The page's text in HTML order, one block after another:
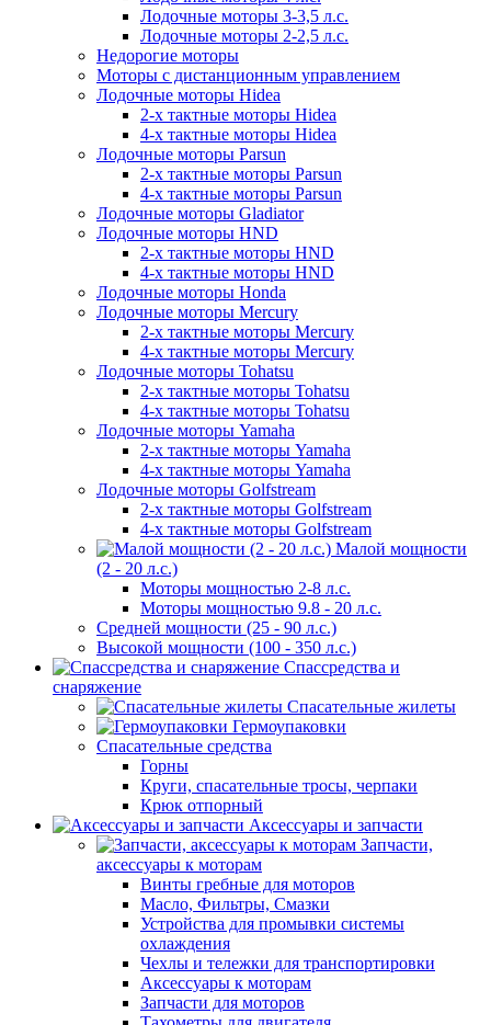
Лодочные моторы 3-3,5 л.с.
Лодочные моторы 2-2,5 л.с.
Недорогие моторы
Моторы с дистанционным управлением
Лодочные моторы Hidea
2-х тактные моторы Hidea
4-х тактные моторы Hidea
Лодочные моторы Parsun
2-х тактные моторы Parsun
4-х тактные моторы Parsun
Лодочные моторы Gladiator
Лодочные моторы HND
2-х тактные моторы HND
4-х тактные моторы HND
Лодочные моторы Honda
Лодочные моторы Mercury
2-х тактные моторы Mercury
4-х тактные моторы Mercury
Лодочные моторы Tohatsu
2-х тактные моторы Tohatsu
4-х тактные моторы Tohatsu
Лодочные моторы Yamaha
2-х тактные моторы Yamaha
4-х тактные моторы Yamaha
Лодочные моторы Golfstream
2-х тактные моторы Golfstream
4-х тактные моторы Golfstream
Малой мощности
(2 - 20 л.с.)
Моторы мощностью 2-8 л.с.
Моторы мощностью 9.8 - 20 л.с.
Средней мощности (25 - 90 л.с.)
Высокой мощности (100 - 350 л.с.)
Спассредства и
снаряжение
Спасательные жилеты
Гермоупаковки
Спасательные средства
Горны
Круги, спасательные тросы, черпаки
Крюк отпорный
Аксессуары и запчасти
Запчасти,
аксессуары к моторам
Винты гребные для моторов
Масло, Фильтры, Смазки
Устройства для промывки системы
охлаждения
Чехлы и тележки для транспортировки
Аксессуары к моторам
Запчасти для моторов